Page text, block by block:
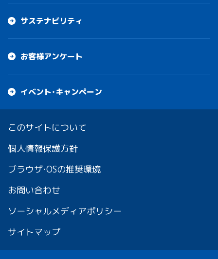
サステナビリティ
お客様アンケート
イベント・キャンペーン
このサイトについて
個人情報保護方針
ブラウザ・OSの推奨環境
お問い合わせ
ソーシャルメディアポリシー
サイトマップ